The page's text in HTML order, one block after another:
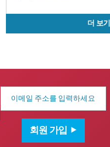
더 보기
이
주
회원 가입